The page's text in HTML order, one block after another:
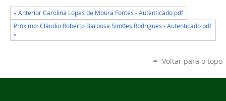
« Anterior Carolina Lopes de Moura Fontes - Autenticado.pdf
Próximo: Cláudio Roberto Barbosa Simões Rodrigues - Autenticado.pdf
»
Voltar para o topo